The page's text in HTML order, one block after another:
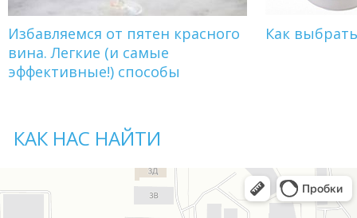
Избавляемся от пятен красного
вина. Легкие (и самые
эффективные!) способы
Как
КАК НАС НАЙТИ